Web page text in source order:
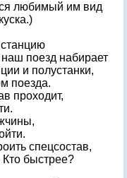
любимый им вид
поезд набирает
и полустанки,
поезда.
проходит,
спецсостав,
Кто быстрее?